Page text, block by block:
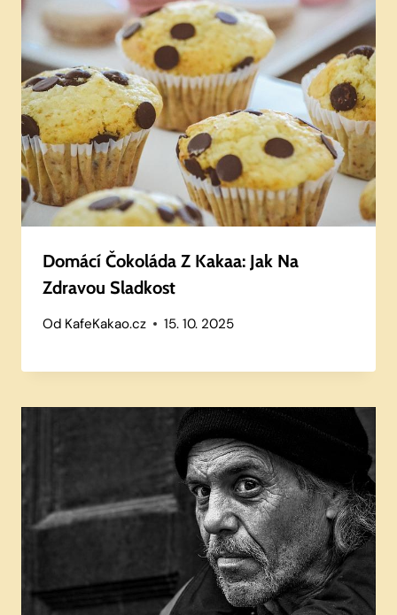
Domácí Čokoláda Z Kakaa: Jak Na
Zdravou Sladkost
Od KafeKakao.cz 15. 10. 2025